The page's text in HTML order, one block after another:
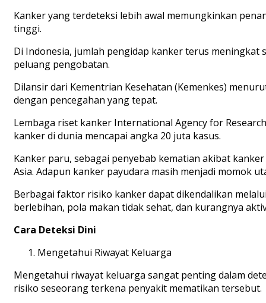
Kanker yang terdeteksi lebih awal memungkinkan
tinggi.
Di Indonesia, jumlah pengidap kanker terus
peluang pengobatan.
Dilansir dari Kementrian Kesehatan (Kemenkes)
dengan pencegahan yang tepat.
Lembaga riset kanker International Agency for
kanker di dunia mencapai angka 20 juta kasus.
Kanker paru, sebagai penyebab kematian akibat
Asia. Adapun kanker payudara masih menjadi momok
Berbagai faktor risiko kanker dapat dikendalikan
berlebihan, pola makan tidak sehat, dan kurangnya
Cara Deteksi Dini
Mengetahui Riwayat Keluarga
Mengetahui riwayat keluarga sangat penting dalam
risiko seseorang terkena penyakit mematikan tersebut.